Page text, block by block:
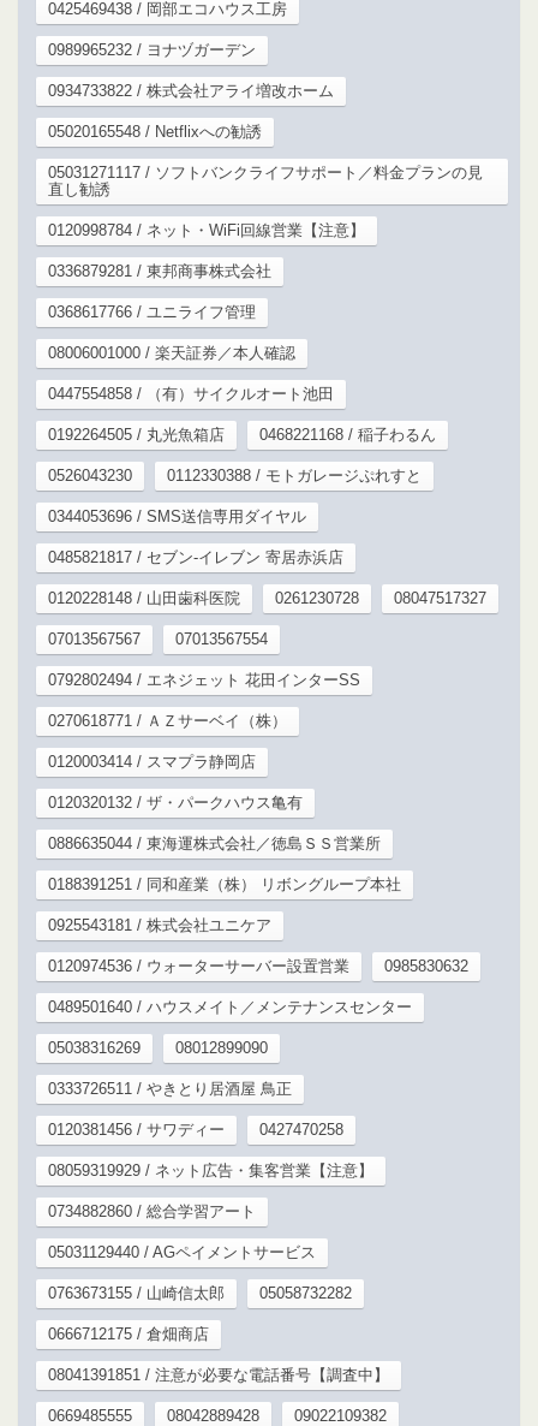
0425469438 / 岡部エコハウス工房
0989965232 / ヨナヅガーデン
0934733822 / 株式会社アライ増改ホーム
05020165548 / Netflixへの勧誘
05031271117 / ソフトバンクライフサポート／料金プランの見
直し勧誘
0120998784 / ネット・WiFi回線営業【注意】
0336879281 / 東邦商事株式会社
0368617766 / ユニライフ管理
08006001000 / 楽天証券／本人確認
0447554858 / （有）サイクルオート池田
0192264505 / 丸光魚箱店 0468221168 / 稲子わるん
0526043230 0112330388 / モトガレージぷれすと
0344053696 / SMS送信専用ダイヤル
0485821817 / セブン-イレブン 寄居赤浜店
0120228148 / 山田歯科医院 0261230728 08047517327
07013567567 07013567554
0792802494 / エネジェット 花田インターSS
0270618771 / ＡＺサーベイ（株）
0120003414 / スマプラ静岡店
0120320132 / ザ・パークハウス亀有
0886635044 / 東海運株式会社／徳島ＳＳ営業所
0188391251 / 同和産業（株） リボングループ本社
0925543181 / 株式会社ユニケア
0120974536 / ウォーターサーバー設置営業 0985830632
0489501640 / ハウスメイト／メンテナンスセンター
05038316269 08012899090
0333726511 / やきとり居酒屋 鳥正
0120381456 / サワディー 0427470258
08059319929 / ネット広告・集客営業【注意】
0734882860 / 総合学習アート
05031129440 / AGペイメントサービス
0763673155 / 山崎信太郎 05058732282
0666712175 / 倉畑商店
08041391851 / 注意が必要な電話番号【調査中】
0669485555 08042889428 09022109382